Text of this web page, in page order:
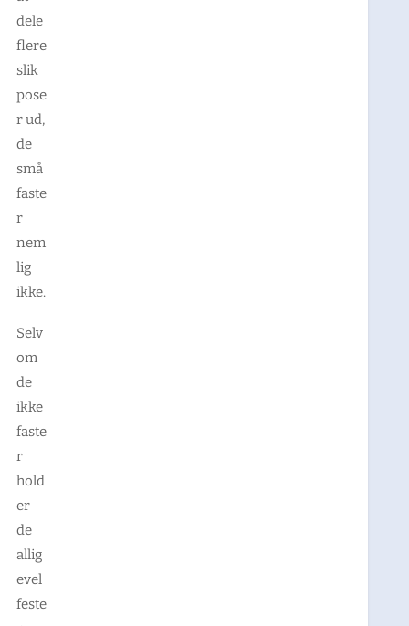
dele
flere
slik
pose
r ud,
de
små
faste
r
nem
lig
ikke.
Selv
om
de
ikke
faste
r
hold
er
de
allig
evel
feste